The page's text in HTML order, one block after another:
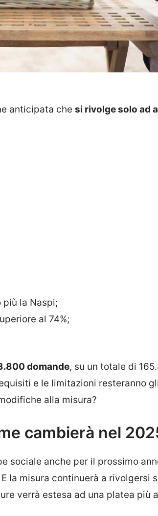
anticipata che si rivolge solo ad
la Naspi;
al 74%;
domande, su un totale di
e le limitazioni resteranno
alla misura?
cambierà nel
sociale anche per il prossimo
la misura continuerà a rivolgersi
verrà estesa ad una platea più